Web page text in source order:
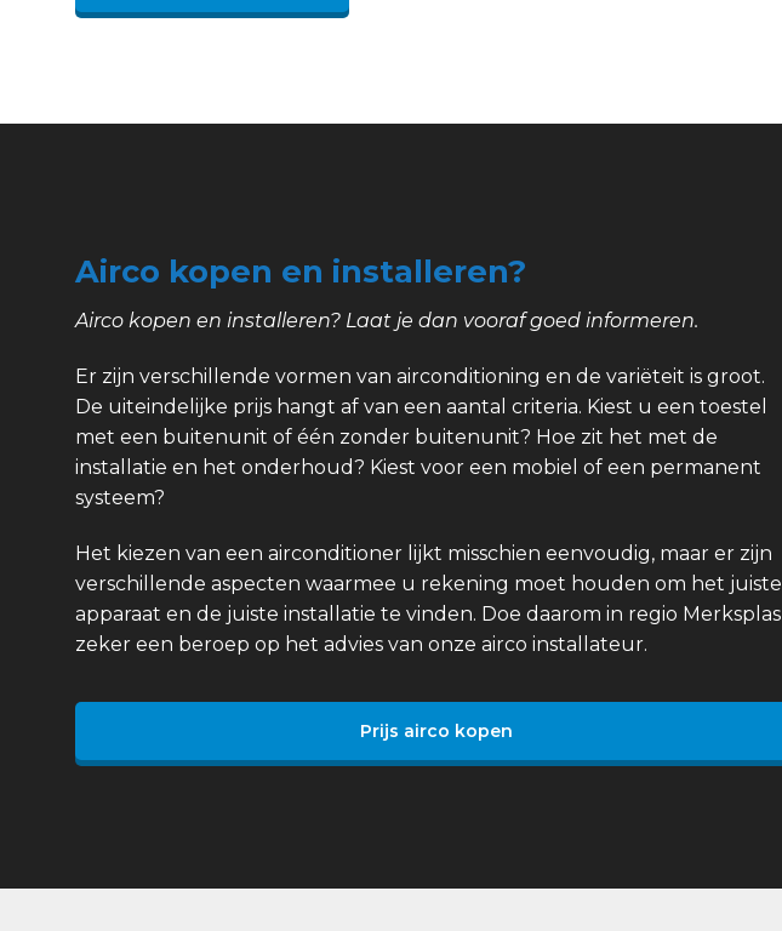
Airco kopen en installeren?
Airco kopen en installeren? Laat je dan vooraf goed informeren.
Er zijn verschillende vormen van airconditioning en de variëteit is groot.
De uiteindelijke prijs hangt af van een aantal criteria. Kiest u een toestel
met een buitenunit of één zonder buitenunit? Hoe zit het met de
installatie en het onderhoud? Kiest voor een mobiel of een permanent
systeem?
Het kiezen van een airconditioner lijkt misschien eenvoudig, maar er zijn
verschillende aspecten waarmee u rekening moet houden om het juiste
apparaat en de juiste installatie te vinden. Doe daarom in regio Merksplas
zeker een beroep op het advies van onze airco installateur.
Prijs airco kopen